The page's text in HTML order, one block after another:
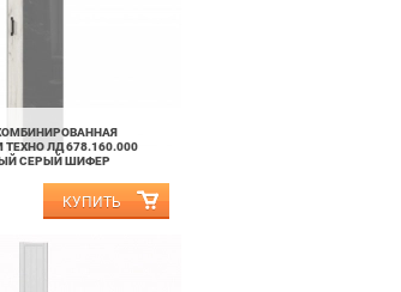
ЛД 678.160.000
СЕРЫЙ ШИФЕР